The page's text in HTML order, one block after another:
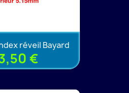
réveil Bayard
€